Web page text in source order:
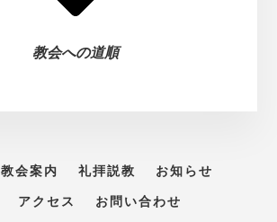
教会への道順
教会案内 礼拝説教 お知らせ
アクセス お問い合わせ